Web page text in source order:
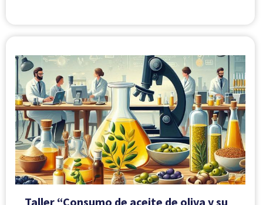
Taller “Consumo de aceite de oliva y su